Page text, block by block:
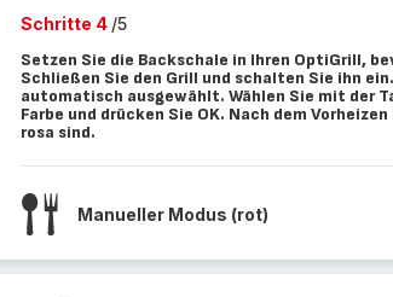
Schritte 4 /5
Setzen Sie die Backschale in Ihren OptiGrill,
Schließen Sie den Grill und schalten Sie ihn
automatisch ausgewählt. Wählen Sie mit der
Farbe und drücken Sie OK. Nach dem
rosa sind.
Manueller Modus (rot)